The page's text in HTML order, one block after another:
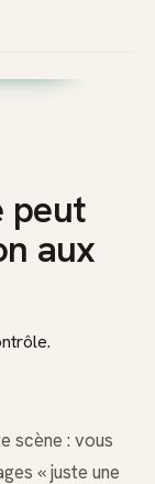
peut
aux
scène : vous
« juste une